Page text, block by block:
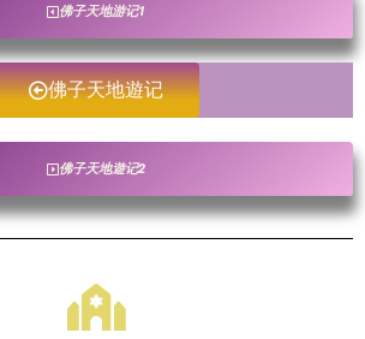
佛子天地游记1
佛子天地遊记
佛子天地遊记2